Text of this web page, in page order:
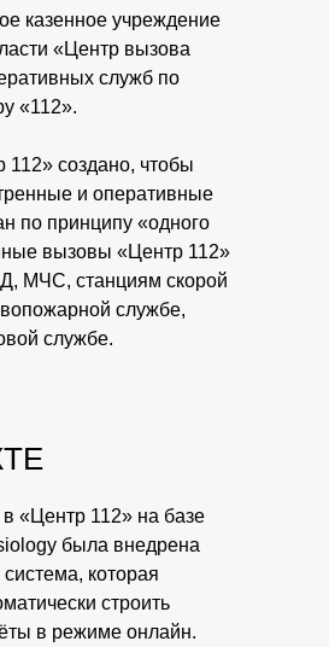
казенное учреждение
«Центр вызова
служб по
«112».
создано, чтобы
и оперативные
по принципу «одного
вызовы «Центр 112»
МЧС, станциям скорой
службе,
службе.
в «Центр 112» на базе
была внедрена
которая
строить
в режиме онлайн.